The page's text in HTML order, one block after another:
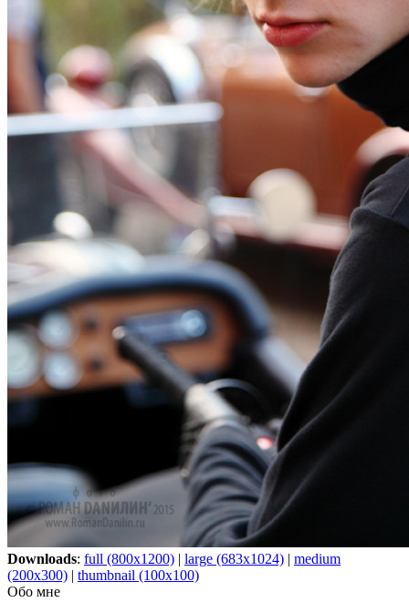
Downloads: full (800x1200) | large (683x1024) | medium
(200x300) | thumbnail (100x100)
Обо мне